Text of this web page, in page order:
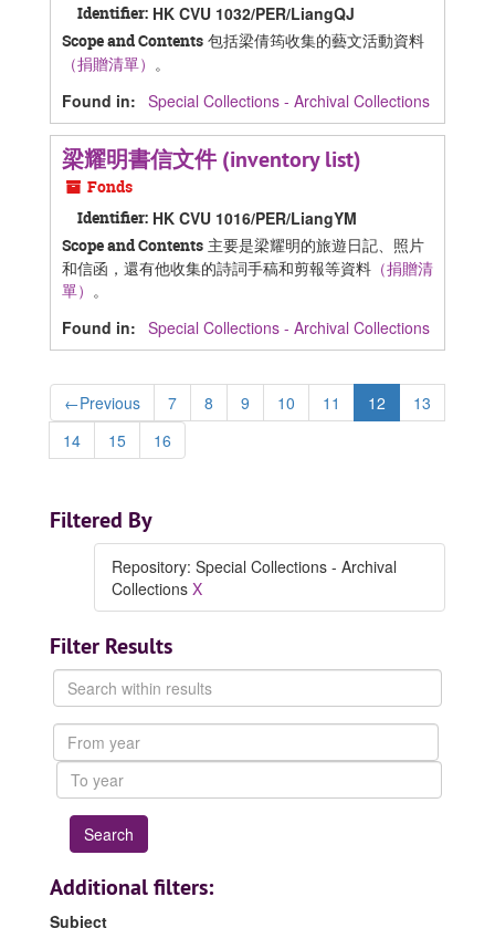
Identifier: HK CVU 1032/PER/LiangQJ
Scope and Contents 包括梁倩筠收集的藝文活動資料
（捐贈清單） 。
Found in: Special Collections - Archival Collections
梁耀明書信文件 (inventory list)
Fonds
Identifier: HK CVU 1016/PER/LiangYM
Scope and Contents 主要是梁耀明的旅遊日記、照片
和信函，還有他收集的詩詞手稿和剪報等資料 （捐贈清
單） 。
Found in: Special Collections - Archival Collections
←Previous 7 8 9 10 11 12
13
14
15 16
Filtered By
Repository: Special Collections - Archival
Collections X
Filter Results
Search
within
results
From
year
To
year
Additional filters:
Subject